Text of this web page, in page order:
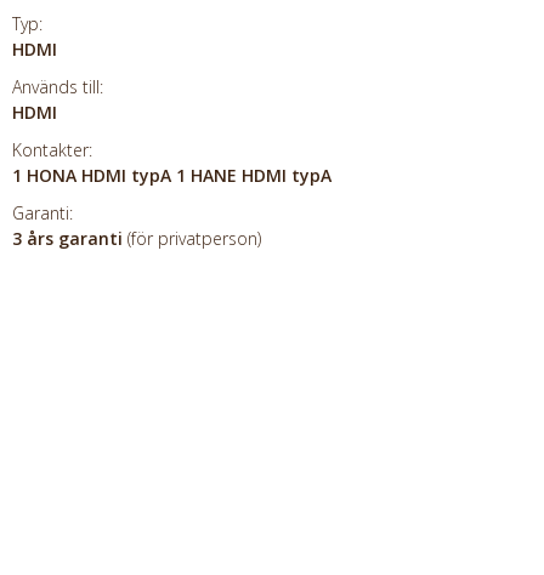
Typ:
HDMI
Används till:
HDMI
Kontakter:
1 HONA HDMI typA 1 HANE HDMI typA
Garanti:
3 års garanti (för privatperson)